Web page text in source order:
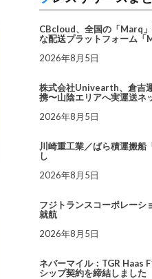
CBcloud、全国の「Marq
な配送プラットフォーム「
2026年8月5日
株式会社Univearth、倉吉
携〜山陰エリアへ実運送ネ
2026年8月5日
川崎重工業／ばら積運搬船
し
2026年8月5日
フジトランスコーポレーシ
就航
2026年8月5日
ネバーマイル：TGR Haas
シップ契約を締結しました